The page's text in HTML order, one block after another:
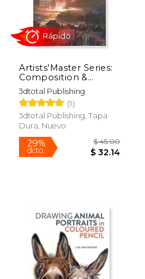
46%
dcto.
$ 26.99
$ 14.51
Artists'Master Series:
Composition &
Narrative
(Artists'Masters
Series) (en Inglés)
3dtotal Publishing
(1)
3dtotal Publishing, Tapa
Dura, Nuevo